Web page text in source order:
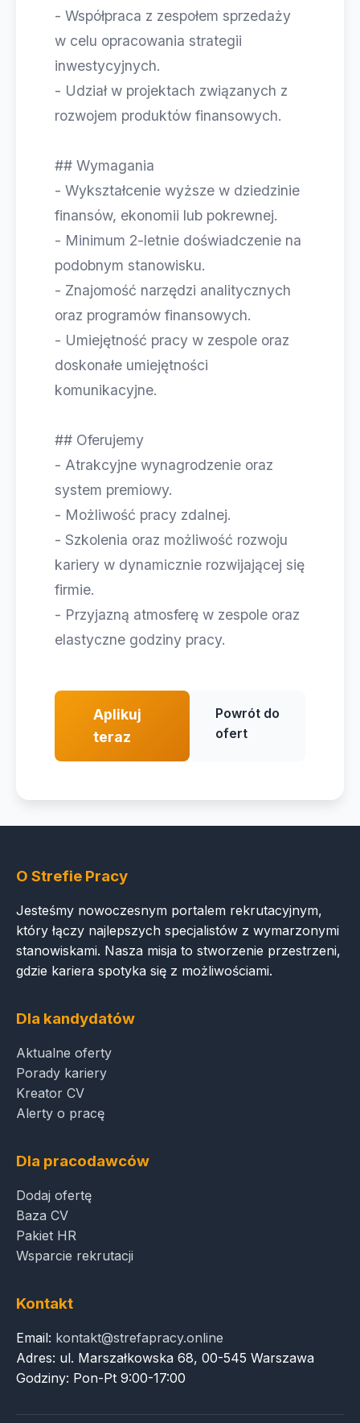
- Współpraca z zespołem sprzedaży
w celu opracowania strategii
inwestycyjnych.
- Udział w projektach związanych z
rozwojem produktów finansowych.
## Wymagania
- Wykształcenie wyższe w dziedzinie
finansów, ekonomii lub pokrewnej.
- Minimum 2-letnie doświadczenie na
podobnym stanowisku.
- Znajomość narzędzi analitycznych
oraz programów finansowych.
- Umiejętność pracy w zespole oraz
doskonałe umiejętności
komunikacyjne.
## Oferujemy
- Atrakcyjne wynagrodzenie oraz
system premiowy.
- Możliwość pracy zdalnej.
- Szkolenia oraz możliwość rozwoju
kariery w dynamicznie rozwijającej się
firmie.
- Przyjazną atmosferę w zespole oraz
elastyczne godziny pracy.
Aplikuj
teraz
Powrót do
ofert
O Strefie Pracy
Jesteśmy nowoczesnym portalem rekrutacyjnym,
który łączy najlepszych specjalistów z wymarzonymi
stanowiskami. Nasza misja to stworzenie przestrzeni,
gdzie kariera spotyka się z możliwościami.
Dla kandydatów
Aktualne oferty
Porady kariery
Kreator CV
Alerty o pracę
Dla pracodawców
Dodaj ofertę
Baza CV
Pakiet HR
Wsparcie rekrutacji
Kontakt
Email: kontakt@strefapracy.online
Adres: ul. Marszałkowska 68, 00-545 Warszawa
Godziny: Pon-Pt 9:00-17:00